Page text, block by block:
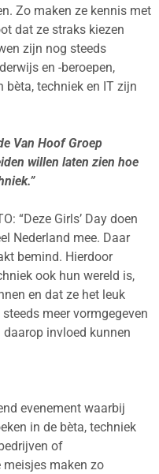
Zo maken ze kennis met
dat ze straks kiezen
zijn nog steeds
en -beroepen,
bèta, techniek en IT zijn
Van Hoof Groep
willen laten zien hoe
“Deze Girls’ Day doen
Nederland mee. Daar
bemind. Hierdoor
ook hun wereld is,
en dat ze het leuk
meer vormgegeven
invloed kunnen
evenement waarbij
in de bèta, techniek
of
meisjes maken zo